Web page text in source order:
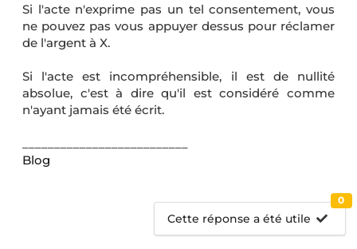
Si l'acte n'exprime pas un tel consentement, vous
ne pouvez pas vous appuyer dessus pour réclamer
de l'argent à X.
Si l'acte est incompréhensible, il est de nullité
absolue, c'est à dire qu'il est considéré comme
n'ayant jamais été écrit.
Blog
Cette réponse a été utile
0